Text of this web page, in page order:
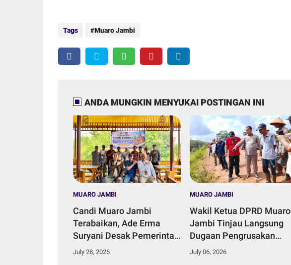
Tags Muaro Jambi
ANDA MUNGKIN MENYUKAI POSTINGAN INI
MUARO JAMBI
Candi Muaro Jambi
Terabaikan, Ade Erma
Suryani Desak Pemerintah
Daerah Perkuat Komitmen
July 28, 2026
MUARO JAMBI
Wakil Ketua DPRD Muaro
Jambi Tinjau Langsung
Dugaan Pengrusakan
Aliran Sungai di Desa
July 06, 2026